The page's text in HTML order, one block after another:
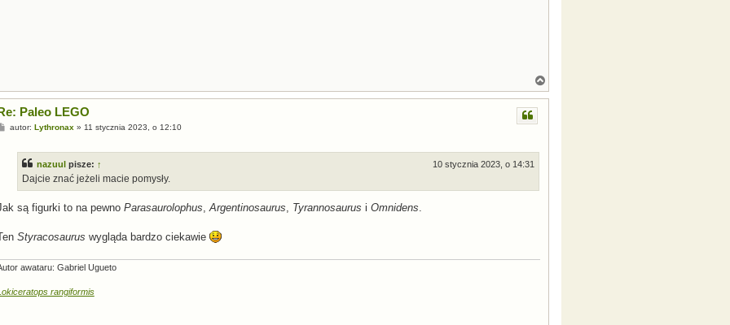
a
g
Paleo LEGO
Pautor: Lythronax» 11 stycznia 2023, o 12:10
nazuulpisze: ↑ 10 stycznia 2023, o 14:31
Dajcie znać jeżeli macie pomysły.
są figurki to na pewno Parasaurolophus,Argentinosaurus, Tyrannosaurus i Omnidens.
Styracosaurus wygląda bardzo ciekawie
awataru: Gabriel Ugueto
rangiformis